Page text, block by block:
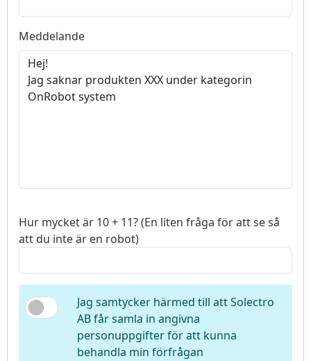
Meddelande
Hur mycket är 10 + 11? (En liten fråga för att se så
att du inte är en robot)
Jag samtycker härmed till att Solectro
AB får samla in angivna
personuppgifter för att kunna
behandla min förfrågan